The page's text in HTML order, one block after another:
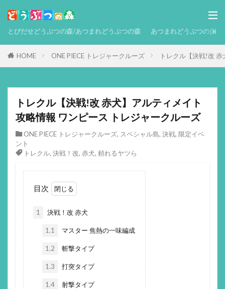
とびだせどうぶつの森/あつまれどうぶつの森 あつまれどうぶつの森
HOME ONE PIECE トレジャークルーズ トレクル【決戦!改
トレクル【決戦!改 赤犬】アルティメイト
攻略情報 ワンピース トレジャークルーズ
ONE PIECE トレジャークルーズ, スペシャル島, 決戦, 限定イベ
ント
トレクル, 決戦！改, 赤犬, 頼れるヤツら
目次
1 決戦！改 赤犬
1.1 マスター 焦熱の一味編成
1.2 斬撃タイプ
1.3 打突タイプ
1.4 射撃タイプ